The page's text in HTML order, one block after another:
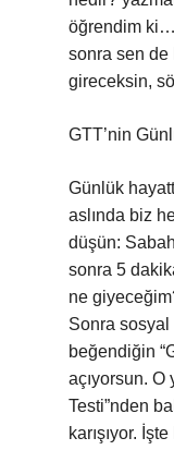
öğrendim ki…
sonra sen de
gireceksin,
GTT’nin
Günlük
aslında biz
düşün:
sonra 5
ne
Sonra
beğendiğin
açıyorsun. O
Testi”nden
karışıyor.